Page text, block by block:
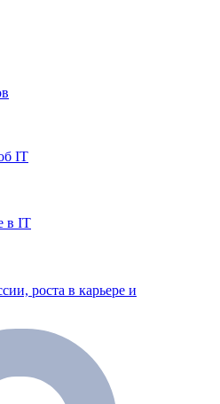
IT
в IT
роста в карьере и